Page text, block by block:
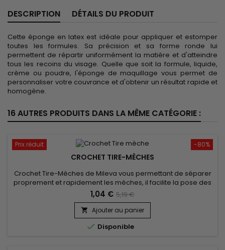
DESCRIPTION DÉTAILS DU PRODUIT
Cette éponge en latex est idéale pour appliquer et estomper
toutes les formules. Sa précision et sa forme ronde lui
permettent de répartir uniformément la matière et d'atteindre
tous les recoins du visage. Quelle que soit la formule, liquide,
crème ou poudre, l'éponge de maquillage vous permet de
personnaliser votre couvrance et d'obtenir un résultat rapide et
homogène.
16 AUTRES PRODUITS DANS LA MÊME CATÉGORIE :
-80%
Prix réduit
CROCHET TIRE-MÈCHES
Crochet Tire-Mèches de Mileva vous permettant de séparer
proprement et rapidement les mèches, il facilite la pose des
extensions et une prise de main rapide et simple !
1,04 € 5,19 €
 Ajouter au panier
 Disponible